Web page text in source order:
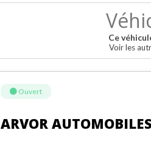
Ce
Voir les
Ouvert
ARVOR AUTOMOBILES